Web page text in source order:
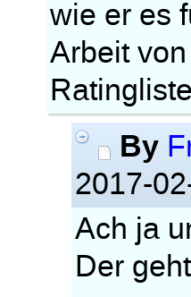
wie er es
Arbeit
By
2017-
Ach ja
Der